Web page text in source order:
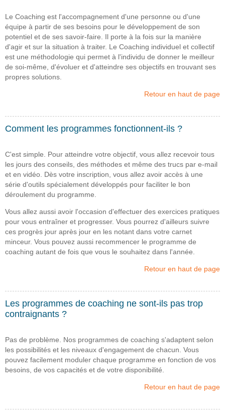
Le Coaching est l'accompagnement d'une personne ou d'une
équipe à partir de ses besoins pour le développement de son
potentiel et de ses savoir-faire. Il porte à la fois sur la manière
d'agir et sur la situation à traiter. Le Coaching individuel et collectif
est une méthodologie qui permet à l'individu de donner le meilleur
de soi-même, d'évoluer et d'atteindre ses objectifs en trouvant ses
propres solutions.
Retour en haut de page
Comment les programmes fonctionnent-ils ?
C'est simple. Pour atteindre votre objectif, vous allez recevoir tous
les jours des conseils, des méthodes et même des trucs par e-mail
et en vidéo. Dès votre inscription, vous allez avoir accès à une
série d'outils spécialement développés pour faciliter le bon
déroulement du programme.
Vous allez aussi avoir l'occasion d'effectuer des exercices pratiques
pour vous entraîner et progresser. Vous pourrez d'ailleurs suivre
ces progrès jour après jour en les notant dans votre carnet
minceur. Vous pouvez aussi recommencer le programme de
coaching autant de fois que vous le souhaitez dans l'année.
Retour en haut de page
Les programmes de coaching ne sont-ils pas trop
contraignants ?
Pas de problème. Nos programmes de coaching s'adaptent selon
les possibilités et les niveaux d'engagement de chacun. Vous
pouvez facilement moduler chaque programme en fonction de vos
besoins, de vos capacités et de votre disponibilité.
Retour en haut de page